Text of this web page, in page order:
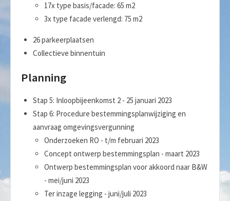
17x type basis/facade: 65 m2
3x type facade verlengd: 75 m2
26 parkeerplaatsen
Collectieve binnentuin
Planning
Stap 5: Inloopbijeenkomst 2 - 25 januari 2023
Stap 6: Procedure bestemmingsplanwijziging en
aanvraag omgevingsvergunning
Onderzoeken RO - t/m februari 2023
Concept ontwerp bestemmingsplan - maart 2023
Ontwerp bestemmingsplan voor akkoord naar B&W
- mei/juni 2023
Ter inzage legging - juni/juli 2023